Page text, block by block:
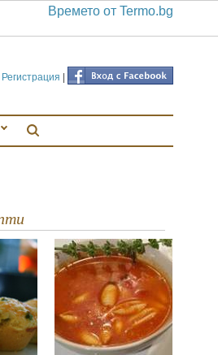
Времето от Termo.bg
Регистрация |